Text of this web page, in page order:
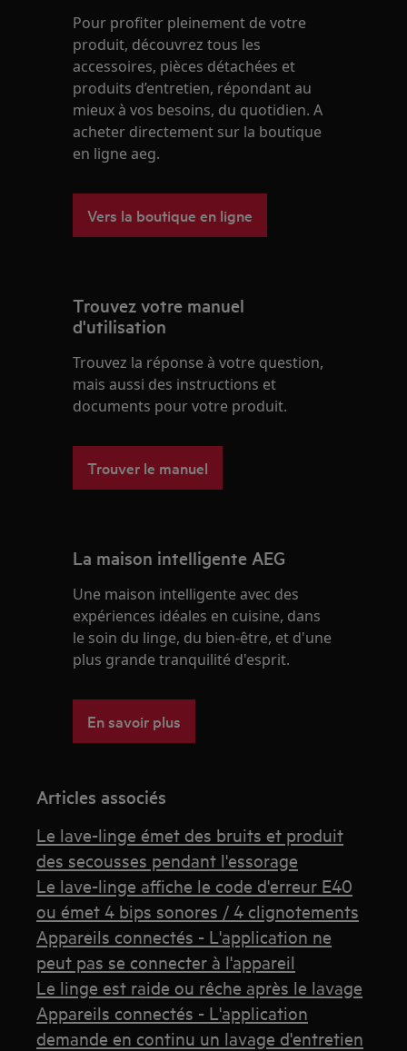
Pour profiter pleinement de votre
produit, découvrez tous les
accessoires, pièces détachées et
produits d’entretien, répondant au
mieux à vos besoins, du quotidien. A
acheter directement sur la boutique
en ligne aeg.
Vers la boutique en ligne
Trouvez votre manuel
d'utilisation
Trouvez la réponse à votre question,
mais aussi des instructions et
documents pour votre produit.
Trouver le manuel
La maison intelligente AEG
Une maison intelligente avec des
expériences idéales en cuisine, dans
le soin du linge, du bien-être, et d'une
plus grande tranquilité d'esprit.
En savoir plus
Articles associés
Le lave-linge émet des bruits et produit
des secousses pendant l'essorage
Le lave-linge affiche le code d'erreur E40
ou émet 4 bips sonores / 4 clignotements
Appareils connectés - L'application ne
peut pas se connecter à l'appareil
Le linge est raide ou rêche après le lavage
Appareils connectés - L'application
demande en continu un lavage d'entretien